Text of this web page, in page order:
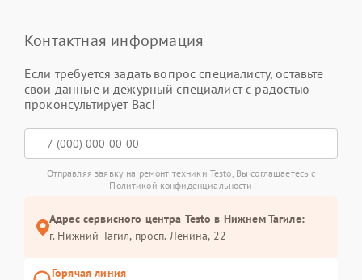
Контактная информация
Если требуется задать вопрос специалисту, оставьте
свои данные и дежурный специалист с радостью
проконсультирует Вас!
Отправляя заявку на ремонт техники Testo, Вы соглашаетесь с
Политикой конфиденциальности
Адрес сервисного центра Testo в Нижнем Тагиле:
г. Нижний Тагил, просп. Ленина, 22
Горячая линия